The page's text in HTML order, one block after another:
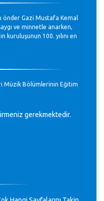
önder Gazi Mustafa Kemal
ve minnetle anarken,
kuruluşunun 100. yılını en
Müzik Bölümlerinin Eğitim
Kurtuluş, teveccüh
gerekmektedir.